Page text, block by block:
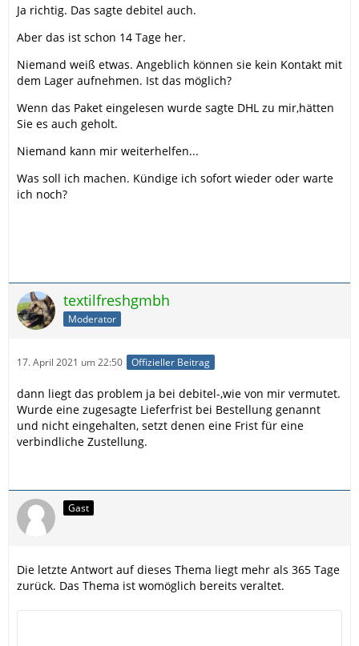
Ja richtig. Das sagte debitel auch.
Aber das ist schon 14 Tage her.
Niemand weiß etwas. Angeblich können sie kein Kontakt mit
dem Lager aufnehmen. Ist das möglich?
Wenn das Paket eingelesen wurde sagte DHL zu mir,hätten
Sie es auch geholt.
Niemand kann mir weiterhelfen...
Was soll ich machen. Kündige ich sofort wieder oder warte
ich noch?
textilfreshgmbh
Moderator
17. April 2021 um 22:50 Offizieller Beitrag
dann liegt das problem ja bei debitel-,wie von mir vermutet.
Wurde eine zugesagte Lieferfrist bei Bestellung genannt
und nicht eingehalten, setzt denen eine Frist für eine
verbindliche Zustellung.
Gast
Die letzte Antwort auf dieses Thema liegt mehr als 365 Tage
zurück. Das Thema ist womöglich bereits veraltet.